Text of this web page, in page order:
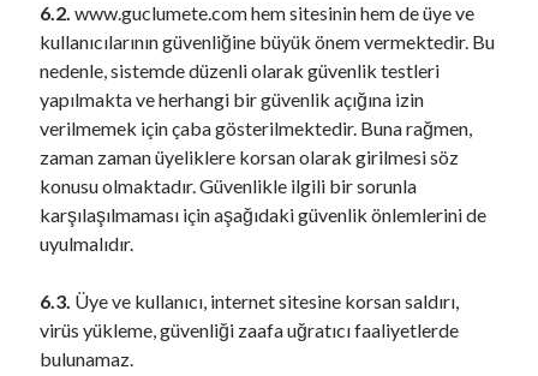
6.2. www.guclumete.com hem sitesinin hem de üye ve
kullanıcılarının güvenliğine büyük önem vermektedir. Bu
nedenle, sistemde düzenli olarak güvenlik testleri
yapılmakta ve herhangi bir güvenlik açığına izin
verilmemek için çaba gösterilmektedir. Buna rağmen,
zaman zaman üyeliklere korsan olarak girilmesi söz
konusu olmaktadır. Güvenlikle ilgili bir sorunla
karşılaşılmaması için aşağıdaki güvenlik önlemlerini de
uyulmalıdır.
6.3. Üye ve kullanıcı, internet sitesine korsan saldırı,
virüs yükleme, güvenliği zaafa uğratıcı faaliyetlerde
bulunamaz.